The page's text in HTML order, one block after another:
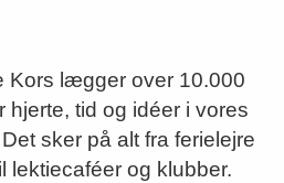
Kors lægger over 10.000
hjerte, tid og idéer i vores
sker på alt fra ferielejre
lektiecaféer og klubber.